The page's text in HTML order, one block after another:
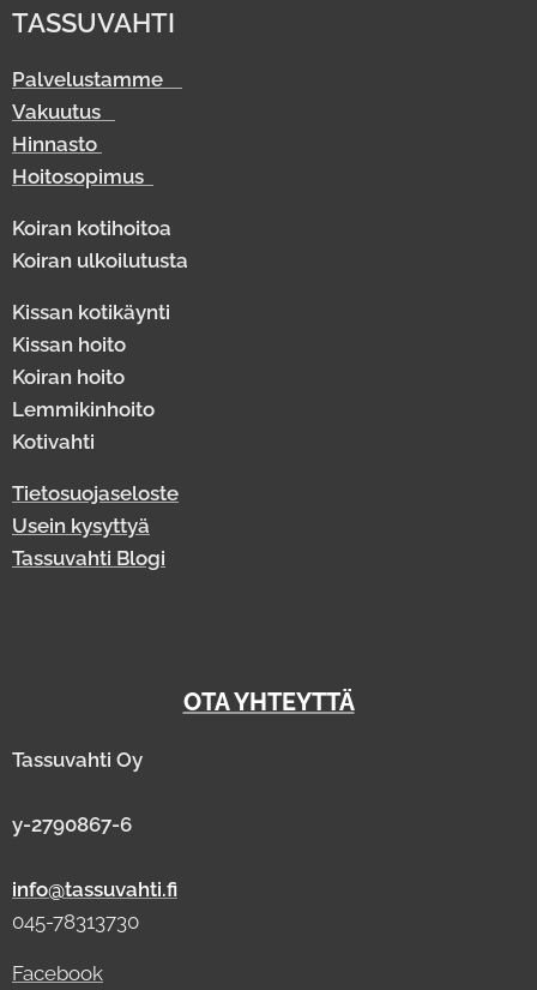
TASSUVAHTI
Palvelustamme
Vakuutus
Hinnasto
Hoitosopimus
Koiran kotihoitoa
Koiran ulkoilutusta
Kissan kotikäynti
Kissan hoito
Koiran hoito
Lemmikinhoito
Kotivahti
Tietosuojaseloste
Usein kysyttyä
Tassuvahti Blogi
OTA YHTEYTTÄ
Tassuvahti Oy
y-2790867-6
info@tassuvahti.fi
045-78313730
Facebook